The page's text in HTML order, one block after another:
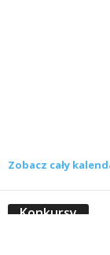
Zobacz cały
Konkursy